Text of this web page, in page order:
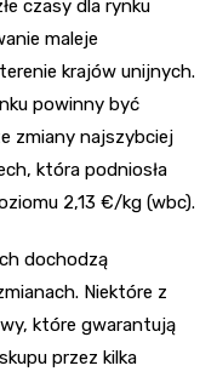
czasy dla rynku
maleje
krajów unijnych.
powinny być
zmiany najszybciej
która podniosła
2,13 €/kg (wbc).
dochodzą
Niektóre z
które gwarantują
przez kilka